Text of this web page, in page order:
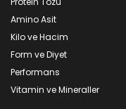
Amino Asit
Kilo ve Hacim
Form ve Diyet
Performans
Vitamin ve Mineraller